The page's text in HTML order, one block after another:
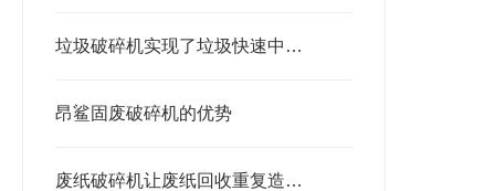
垃圾破碎机实现了垃圾快速中转、有效减容、合理分类处理
昂鲨固废破碎机的优势
废纸破碎机让废纸回收重复造纸，绿色环保